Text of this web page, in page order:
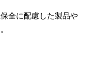
全に配慮した製品や